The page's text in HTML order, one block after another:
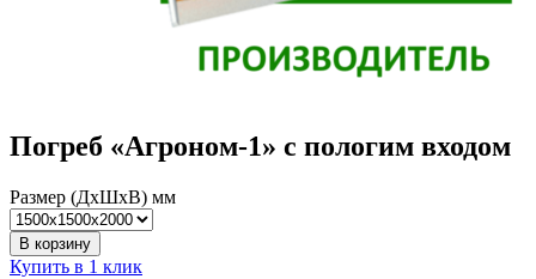
Погреб «Агроном-1» с пологим входом
Размер (ДхШхВ) мм
В корзину
Купить в 1 клик